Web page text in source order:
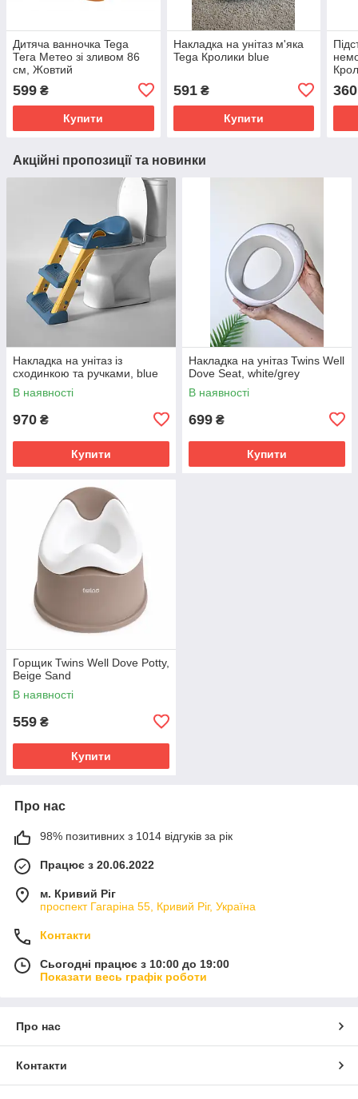
Дитяча ванночка Tega
Тега Метео зі зливом 86
см, Жовтий
599 ₴
Купити
Накладка на унітаз м'яка
Tega Кролики blue
591₴
Купити
360
Акційні пропозиції та новинки
Накладка на унітаз із
сходинкою та ручками, blue
В наявності
970 ₴
Купити
Накладка на унітаз Twins Well
Dove Seat, white/grey
В наявності
699 ₴
Купити
Горщик Twins Well Dove Potty,
Beige Sand
В наявності
559 ₴
Купити
Про нас
98% позитивних з 1014 відгуків за рік
Працює з 20.06.2022
м. Кривий Ріг
проспект Гагаріна 55, Кривий Ріг, Україна
Контакти
Сьогодні працює з 10:00 до 19:00
Показати весь графік роботи
Про нас
Контакти